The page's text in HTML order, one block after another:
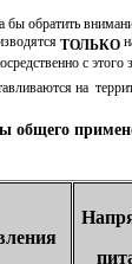
обратить
ТОЛЬКО
с этого
на
общего